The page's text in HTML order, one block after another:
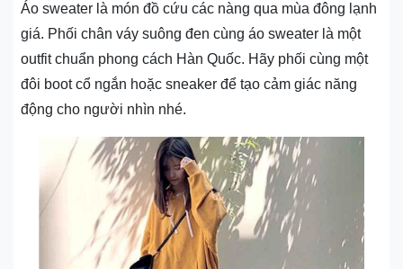
Áo sweater là món đồ cứu các nàng qua mùa đông lạnh
giá. Phối chân váy suông đen cùng áo sweater là một
outfit chuẩn phong cách Hàn Quốc. Hãy phối cùng một
đôi boot cổ ngắn hoặc sneaker để tạo cảm giác năng
động cho người nhìn nhé.